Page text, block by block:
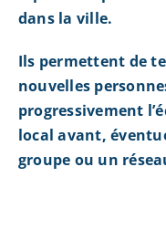
dans la ville.
Ils permettent de
nouvelles
progressivement
local avant,
groupe ou un